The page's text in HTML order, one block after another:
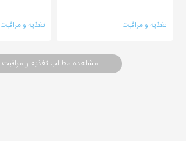
تغذیه و مراقبت تغذیه و مراقبت
مشاهده مطالب تغذیه و مراقبت